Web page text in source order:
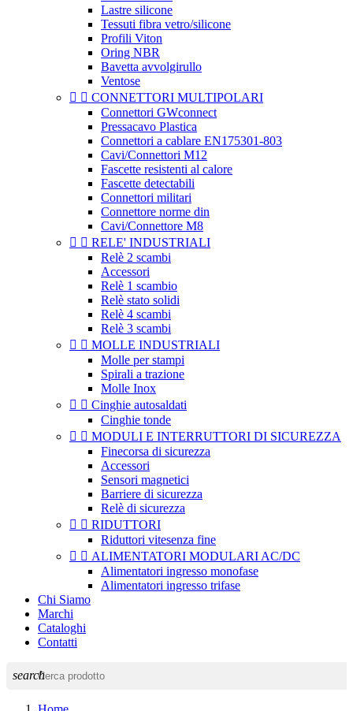
Lastre silicone
Tessuti fibra vetro/silicone
Profili Viton
Oring NBR
Bavetta avvolgirullo
Ventose
  CONNETTORI MULTIPOLARI
Connettori GWconnect
Pressacavo Plastica
Connettori a cablare EN175301-803
Cavi/Connettori M12
Fascette resistenti al calore
Fascette detectabili
Connettori militari
Connettore norme din
Cavi/Connettore M8
  RELE' INDUSTRIALI
Relè 2 scambi
Accessori
Relè 1 scambio
Relè stato solidi
Relè 4 scambi
Relè 3 scambi
  MOLLE INDUSTRIALI
Molle per stampi
Spirali a trazione
Molle Inox
  Cinghie autosaldati
Cinghie tonde
  MODULI E INTERRUTTORI DI SICUREZZA
Finecorsa di sicurezza
Accessori
Sensori magnetici
Barriere di sicurezza
Relè di sicurezza
  RIDUTTORI
Riduttori vitesenza fine
  ALIMENTATORI MODULARI AC/DC
Alimentatori ingresso monofase
Alimentatori ingresso trifase
Chi Siamo
Marchi
Cataloghi
Contatti
search